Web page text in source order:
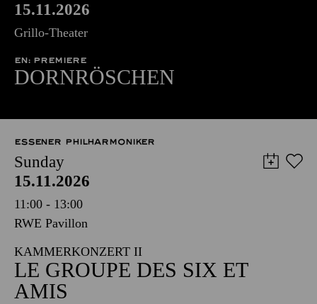
15.11.2026
Grillo-Theater
EN: PREMIERE
DORNRÖSCHEN
ESSENER PHILHARMONIKER
Sunday
15.11.2026
11:00 - 13:00
RWE Pavillon
KAMMERKONZERT II
LE GROUPE DES SIX ET
AMIS